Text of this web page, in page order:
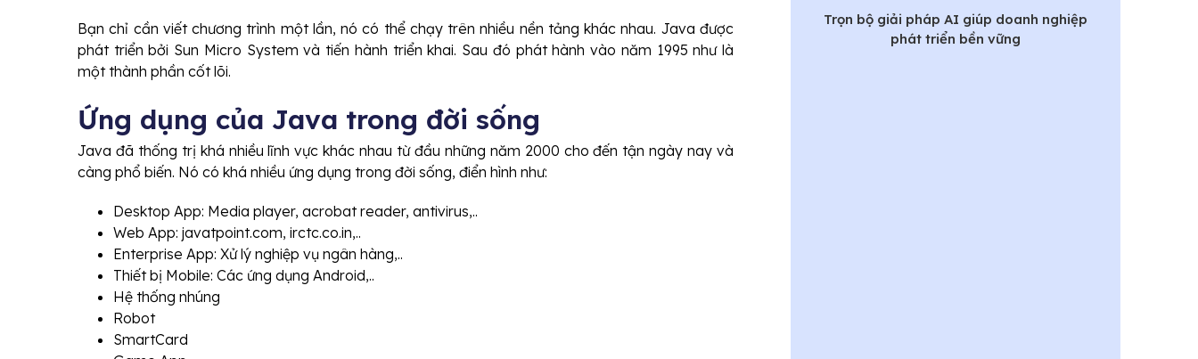
Bạn chỉ cần viết chương trình một lần, nó có thể chạy trên nhiều nền tảng khác nhau. Java được
phát triển bởi Sun Micro System và tiến hành triển khai. Sau đó phát hành vào năm 1995 như là
một thành phần cốt lõi.
Ứng dụng của Java trong đời sống
Java đã thống trị khá nhiều lĩnh vực khác nhau từ đầu những năm 2000 cho đến tận ngày nay và
càng phổ biến. Nó có khá nhiều ứng dụng trong đời sống, điển hình như:
Desktop App: Media player, acrobat reader, antivirus,..
Web App: javatpoint.com, irctc.co.in,..
Enterprise App: Xử lý nghiệp vụ ngân hàng,..
Thiết bị Mobile: Các ứng dụng Android,..
Hệ thống nhúng
Robot
SmartCard
Trọn bộ giải pháp AI giúp doanh nghiệp
phát triển bền vững